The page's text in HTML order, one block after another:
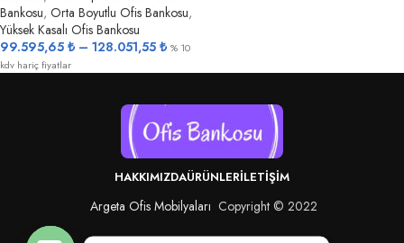
Bankosu, Orta Boyutlu Ofis Bankosu,
Yüksek Kasalı Ofis Bankosu
99.595,65 ₺ – 128.051,55 ₺ % 10
kdv hariç fiyatlar
HAKKIMIZDAÜRÜNLERİLETIŞIM
Argeta Ofis Mobilyaları Copyright © 2022